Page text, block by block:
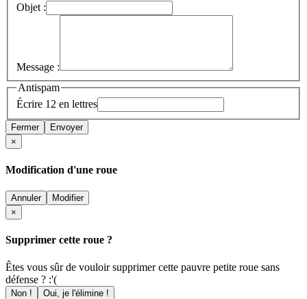
Objet :
Message :
Antispam
Écrire 12 en lettres
Fermer
Envoyer
×
Modification d'une roue
Annuler
Modifier
×
Supprimer cette roue ?
Êtes vous sûr de vouloir supprimer cette pauvre petite roue sans
défense ? :'(
Non ! Oui, je l'élimine !